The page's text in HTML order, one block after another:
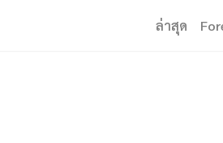
ล่าสุด